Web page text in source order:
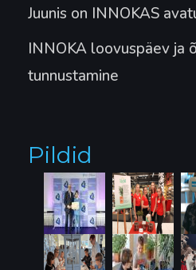
Juunis on INNOKAS
INNOKA loovuspäev ja
tunnustamine
Pildid